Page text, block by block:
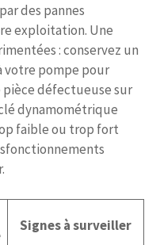
des pannes
exploitation. Une
: conservez un
votre pompe pour
défectueuse sur
dynamométrique
faible ou trop fort
Signes à surveiller